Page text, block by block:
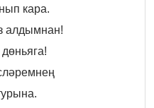
кара.
алдымнан!